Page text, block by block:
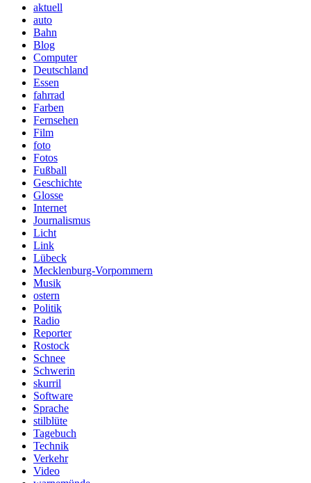
aktuell
auto
Bahn
Blog
Computer
Deutschland
Essen
fahrrad
Farben
Fernsehen
Film
foto
Fotos
Fußball
Geschichte
Glosse
Internet
Journalismus
Licht
Link
Lübeck
Mecklenburg-Vorpommern
Musik
ostern
Politik
Radio
Reporter
Rostock
Schnee
Schwerin
skurril
Software
Sprache
stilblüte
Tagebuch
Technik
Verkehr
Video